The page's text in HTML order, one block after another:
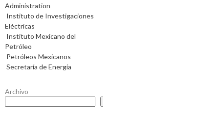
Administration
Instituto de Investigaciones
Eléctricas
Instituto Mexicano del
Petróleo
Petróleos Mexicanos
Secretaría de Energía
Archivo